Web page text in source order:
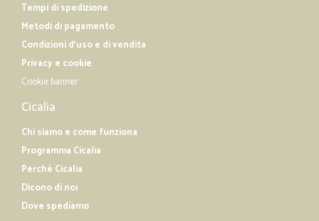
Tempi di spedizione
Metodi di pagamento
Condizioni d'uso e di vendita
Privacy e cookie
Cookie banner
Cicalia
Chi siamo e come funziona
Programma Cicalia
Perché Cicalia
Dicono di noi
Dove spediamo